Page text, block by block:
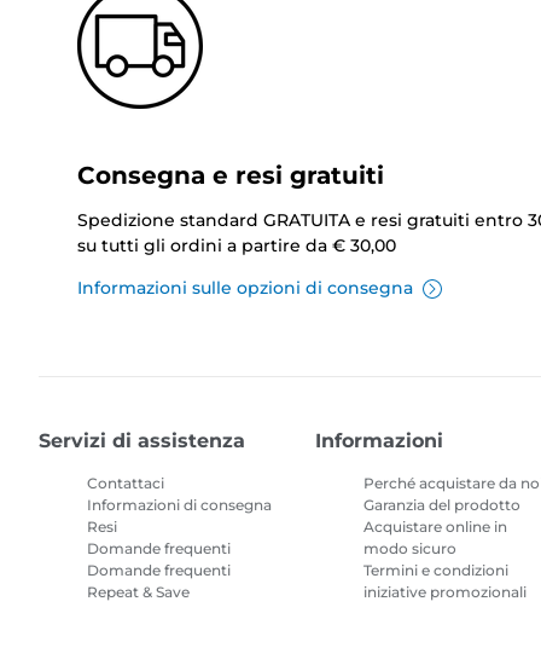
Consegna e resi gratuiti
Spedizione standard GRATUITA e resi gratuiti entro
su tutti gli ordini a partire da € 30,00
Informazioni sulle opzioni di consegna
Servizi di assistenza
Contattaci
Informazioni di consegna
Resi
Domande frequenti
Domande frequenti
Repeat & Save
Informazioni
Perché acquistare da
Garanzia del prodotto
Acquistare online in
modo sicuro
Termini e condizioni
iniziative promozionali